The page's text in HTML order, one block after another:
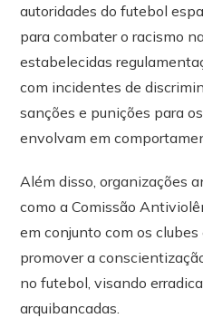
autoridades do futebol
para combater o racismo
estabelecidas
com incidentes de
sanções e punições para
envolvam em
Além disso, organizações
como a Comissão
em conjunto com os
promover a
no futebol, visando
arquibancadas.